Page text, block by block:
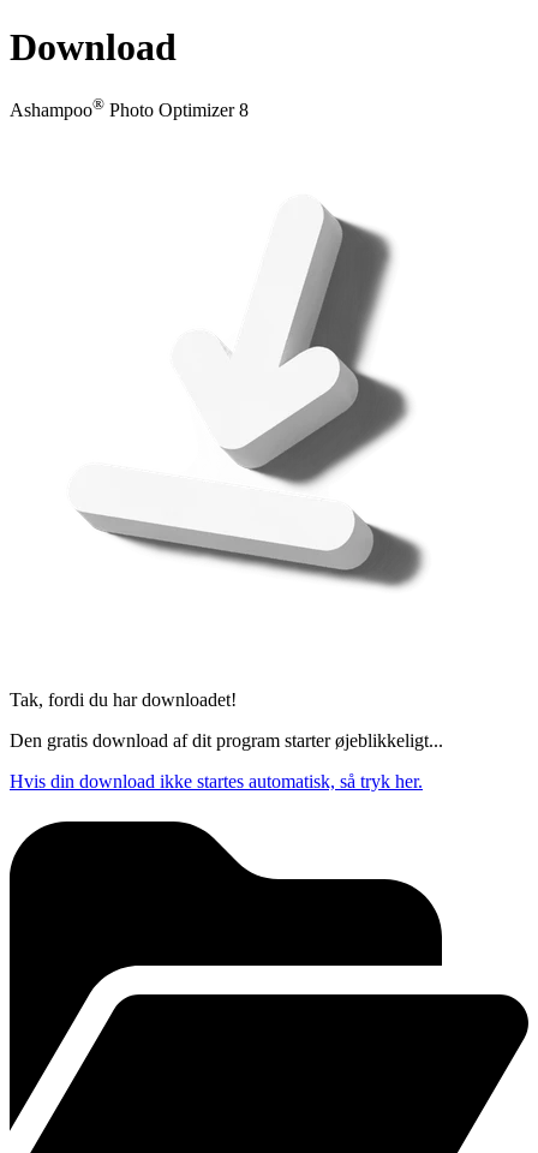
Download
Ashampoo® Photo Optimizer 8
Tak, fordi du har downloadet!
Den gratis download af dit program starter øjeblikkeligt...
Hvis din download ikke startes automatisk, så tryk her.